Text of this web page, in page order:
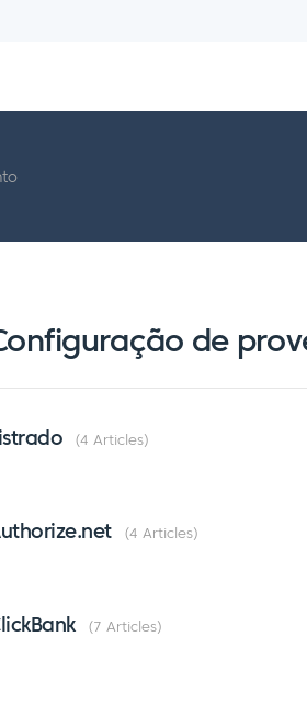
de
4 Articles
4 Articles
7 Articles